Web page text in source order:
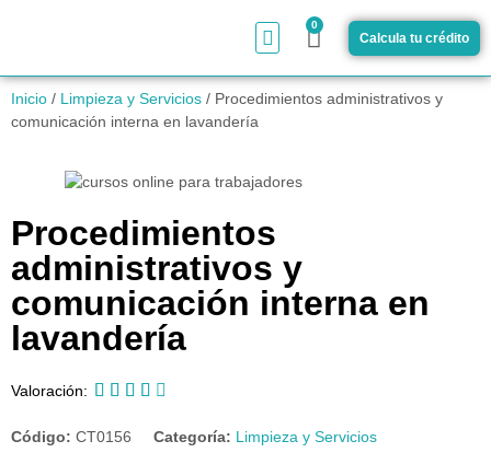
0
Calcula tu crédito
Inicio / Limpieza y Servicios / Procedimientos administrativos y
comunicación interna en lavandería
Procedimientos
administrativos y
comunicación interna en
lavandería
Valoración:     
Código: CT0156 Categoría: Limpieza y Servicios